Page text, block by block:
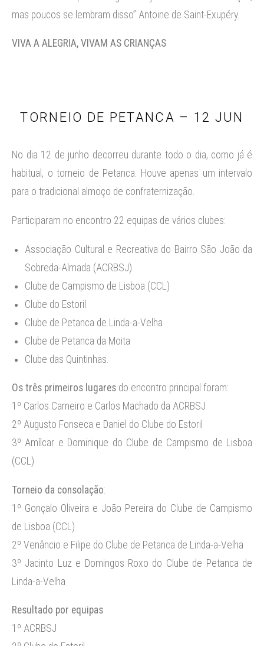
mas poucos se lembram disso” Antoine de Saint-Exupéry.
VIVA A ALEGRIA, VIVAM AS CRIANÇAS
TORNEIO DE PETANCA – 12 JUN
No dia 12 de junho decorreu durante todo o dia, como já é
habitual, o torneio de Petanca. Houve apenas um intervalo
para o tradicional almoço de confraternização.
Participaram no encontro 22 equipas de vários clubes:
Associação Cultural e Recreativa do Bairro São João da
Sobreda-Almada (ACRBSJ)
Clube de Campismo de Lisboa (CCL)
Clube do Estoril
Clube de Petanca de Linda-a-Velha
Clube de Petanca da Moita
Clube das Quintinhas.
Os três primeiros lugares do encontro principal foram:
1º Carlos Carneiro e Carlos Machado da ACRBSJ
2º Augusto Fonseca e Daniel do Clube do Estoril
3º Amílcar e Dominique do Clube de Campismo de Lisboa
(CCL)
Torneio da consolação:
1º Gonçalo Oliveira e João Pereira do Clube de Campismo
de Lisboa (CCL)
2º Venâncio e Filipe do Clube de Petanca de Linda-a-Velha
3º Jacinto Luz e Domingos Roxo do Clube de Petanca de
Linda-a-Velha
Resultado por equipas:
1º ACRBSJ